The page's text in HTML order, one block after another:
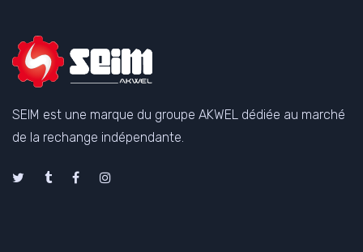
SEIM est une marque du groupe AKWEL dédiée au marché
de la rechange indépendante.